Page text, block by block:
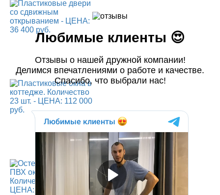
Любимые клиенты 😍
Отзывы о нашей дружной компании!
Делимся впечатлениями о работе и качестве.
Спасибо, что выбрали нас!